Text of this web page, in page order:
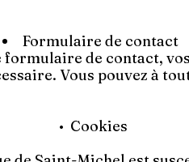
Formulaire de contact
formulaire de contact,
Vous pouvez à
• Cookies